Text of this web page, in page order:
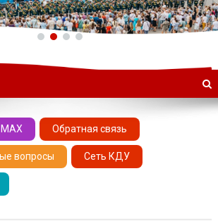
ГАУК «ЦНТ» –
Центр
творчества
MAX Обратная связь
вопросы Сеть КДУ